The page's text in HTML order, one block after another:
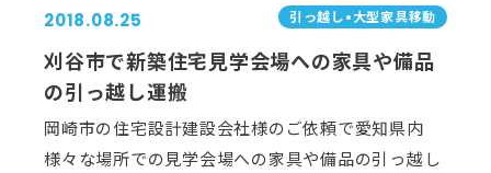
2018.08.25 引っ越し•⼤型家具移動
刈谷市で新築住宅見学会場への家具や備品
の引っ越し運搬
岡崎市の住宅設計建設会社様のご依頼で愛知県内
様々な場所での見学会場への家具や備品の引っ越し